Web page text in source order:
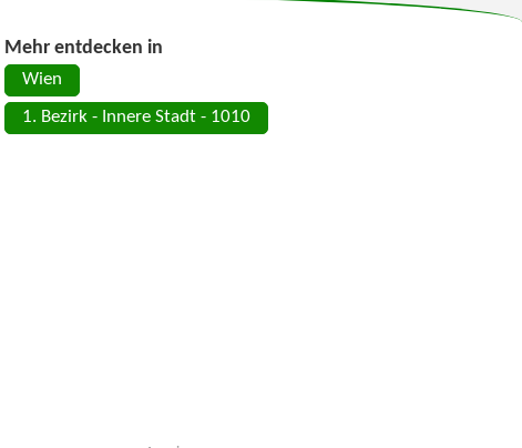
Mehr entdecken in
Wien
1. Bezirk - Innere Stadt - 1010